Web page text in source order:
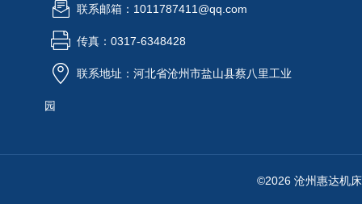
联系邮箱：1011787411@qq.com
传真：0317-6348428
联系地址：河北省沧州市盐山县蔡八里工业
园
©2026 沧州惠达机